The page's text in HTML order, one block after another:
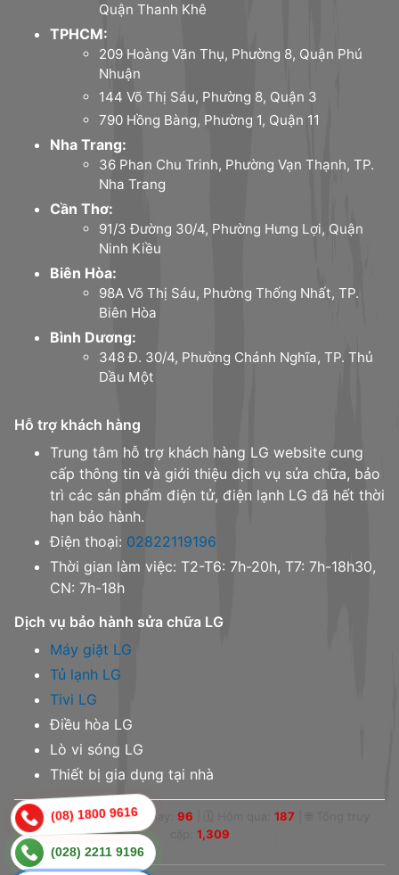
Quận Thanh Khê
TPHCM:
209 Hoàng Văn Thụ, Phường 8, Quận Phú
Nhuận
144 Võ Thị Sáu, Phường 8, Quận 3
790 Hồng Bàng, Phường 1, Quận 11
Nha Trang:
36 Phan Chu Trinh, Phường Vạn Thạnh, TP.
Nha Trang
Cần Thơ:
91/3 Đường 30/4, Phường Hưng Lợi, Quận
Ninh Kiều
Biên Hòa:
98A Võ Thị Sáu, Phường Thống Nhất, TP.
Biên Hòa
Bình Dương:
348 Đ. 30/4, Phường Chánh Nghĩa, TP. Thủ
Dầu Một
Hỗ trợ khách hàng
Trung tâm hỗ trợ khách hàng LG website cung
cấp thông tin và giới thiệu dịch vụ sửa chữa, bảo
trì các sản phẩm điện tử, điện lạnh LG đã hết thời
hạn bảo hành.
Điện thoại: 02822119196
Thời gian làm việc: T2-T6: 7h-20h, T7: 7h-18h30,
CN: 7h-18h
Dịch vụ bảo hành sửa chữa LG
Máy giặt LG
Tủ lạnh LG
Tivi LG
Điều hòa LG
Lò vi sóng LG
Thiết bị gia dụng tại nhà
👁 Online:0| 📅 Hôm nay: 96 187
1,309
(08) 1800 9616
(028) 2211 9196